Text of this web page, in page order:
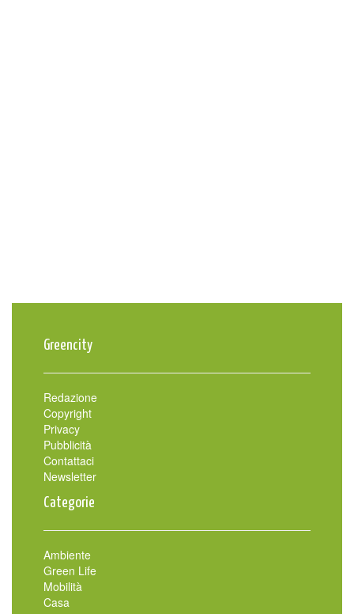
Greencity
Redazione
Copyright
Privacy
Pubblicità
Contattaci
Newsletter
Categorie
Ambiente
Green Life
Mobilità
Casa